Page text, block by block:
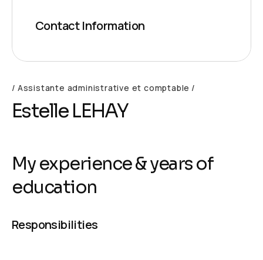
Contact Information
Assistante administrative et comptable
Estelle LEHAY
My experience & years of
education
Responsibilities